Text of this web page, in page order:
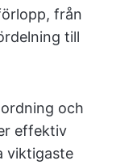
från
till
och
effektiv
viktigaste